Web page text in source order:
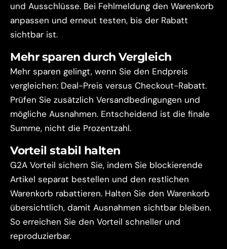
und Ausschlüsse. Bei Fehlmeldung den Warenkorb
anpassen und erneut testen, bis der Rabatt
sichtbar ist.
Mehr sparen durch Vergleich
Mehr sparen gelingt, wenn Sie den Endpreis
vergleichen: Deal-Preis versus Checkout-Rabatt.
Prüfen Sie zusätzlich Versandbedingungen und
mögliche Ausnahmen. Entscheidend ist die finale
Summe, nicht die Prozentzahl.
Vorteil stabil halten
G2A Vorteil sichern Sie, indem Sie blockierende
Artikel separat bestellen und den restlichen
Warenkorb rabattieren. Halten Sie den Warenkorb
übersichtlich, damit Ausnahmen sichtbar bleiben.
So erreichen Sie den Vorteil schneller und
reproduzierbar.